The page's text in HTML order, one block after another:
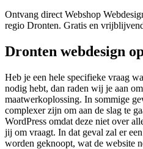
Ontvang direct Webshop
regio Dronten. Gratis en
Dronten webdesign
Heb je een hele specifieke vraag
nodig hebt, dan raden wij je aan
maatwerkoplossing. In sommige
complexer zijn om aan de slag te
WordPress omdat deze niet over
jij om vraagt. In dat geval zal er
worden geknoopt, wat de website